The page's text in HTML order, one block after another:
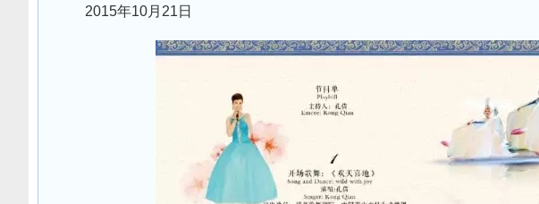
2015年10月21日